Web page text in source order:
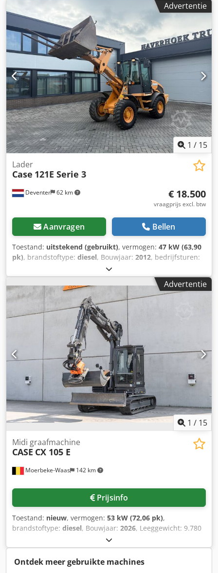
Advertentie
1 / 15
Deventer 62 km
Lader
Case 121E Serie 3
€ 18.500
vraagprijs excl. btw
Aanvragen Bellen
Toestand: uitstekend (gebruikt), vermogen: 47 kW (63,90
pk), brandstoftype: diesel, Bouwjaar: 2012, bedrijfsturen:
, = Overige opties en accessoires = - Bediening met
2 pedalen - Afgesloten cabine = Opmerkingen = CASE 121E
Serie 3 – bouwjaar 2012 – 1.060 bedrijfsuren CASE 121E
Serie 3 wiellader, bouwjaar 2012. De machine verkeert in
goede staat en heeft slechts 1.060 bedrijfsuren. De
machine verkeert zowel technisch als optisch in goede
staat. Hij is geschikt voor diverse toepassingen en is direct
inzetbaar. Kenmerken: * Bouwjaar: 2012 * Slechts 1.060
bedrijfsuren * Goede technische en optische staat * Direct
inzetbaar Neem contact met ons op voor meer informatie
of om een bezichtiging in te plannen. = Overige informatie
= Bouwjaar: 2012 Crodpfx Aozrd Uajgujf Leeggewicht: 5.800
kg Laadvermogen: 1.540 kg Maximaal toelaatbaar gewicht:
7.340 kg Technische staat: zeer goed Optische staat: zeer
goed Serienummer: FNH121ESNCHP00140 Neem contact
op met Gerrit Haverhoek voor meer informatie.
Advertentie
1 / 15
Moerbeke-Waas 142 km
Midi graafmachine
CASE CX 105 E
Prijsinfo
Toestand: nieuw, vermogen: 53 kW (72,06 pk),
brandstoftype: diesel, Bouwjaar: 2026, Leeggewicht: 9.780
kg Cedpfszrrw Aox Aguorf Neem contact op met KEY-TEC
Sales voor meer informatie.
Ontdek meer gebruikte machines